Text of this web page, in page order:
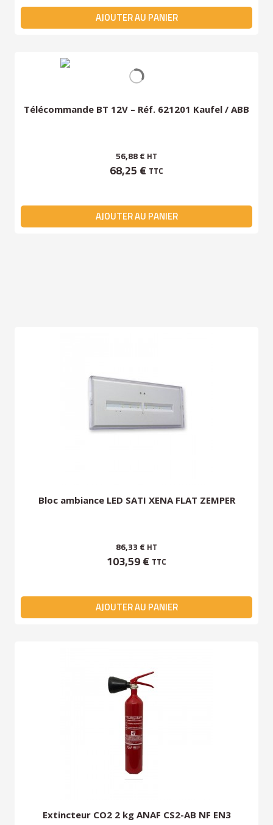
AJOUTER AU PANIER
Télécommande BT 12V – Réf. 621201 Kaufel / ABB
56,88 € HT
68,25 € TTC
AJOUTER AU PANIER
Bloc ambiance LED SATI XENA FLAT ZEMPER
86,33 € HT
103,59 € TTC
AJOUTER AU PANIER
Extincteur CO2 2 kg ANAF CS2-AB NF EN3